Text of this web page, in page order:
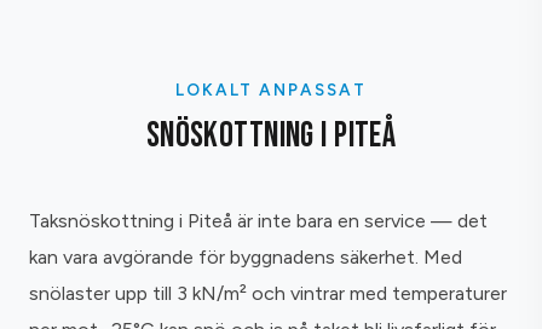
LOKALT ANPASSAT
SNÖSKOTTNING I PITEÅ
Taksnöskottning i Piteå är inte bara en service — det
kan vara avgörande för byggnadens säkerhet. Med
snölaster upp till 3 kN/m² och vintrar med temperaturer